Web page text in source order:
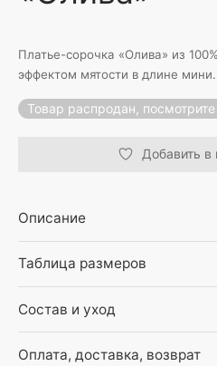
Платье-сорочка «Олива» из
эффектом мятости в длине мини.
Товар распродан,
Добавить в
Описание
Таблица размеров
Состав и уход
Оплата, доставка, возврат